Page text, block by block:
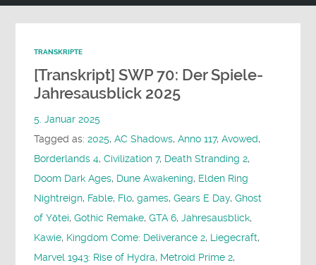
TRANSKRIPTE
[Transkript] SWP 70: Der Spiele-
Jahresausblick 2025
5. Januar 2025
Tagged as:2025,AC Shadows,Anno 117,Avowed,
Borderlands 4,Civilization 7, Death Stranding 2,
Doom Dark Ages, Dune Awakening, Elden Ring
Nightreign, Fable, Flo,games,Gears E Day,Ghost
of Yōtei,Gothic Remake,GTA 6,Jahresausblick,
Kawie, Kingdom Come: Deliverance 2, Liegecraft,
Marvel 1943: Rise of Hydra, Metroid Prime 2,